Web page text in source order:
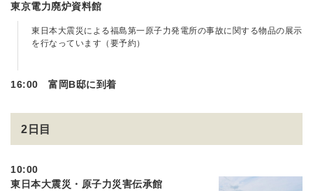
東京電力廃炉資料館
東日本大震災による福島第一原子力発電所の事故に関する物品の展示
を行なっています（要予約）
16:00 富岡B邸に到着
2日目
10:00
東日本大震災・原子力災害伝承館